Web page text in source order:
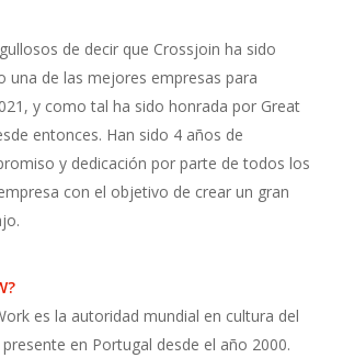
de decir que Crossjoin ha sido
una de las mejores empresas para
y como tal ha sido honrada por Great
entonces. Han sido 4 años de
y dedicación por parte de todos los
con el objetivo de crear un gran
es la autoridad mundial en cultura del
en Portugal desde el año 2000.